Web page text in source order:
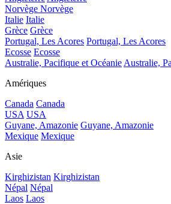
Norvège Norvège
Italie Italie
Grèce Grèce
Portugal, Les Acores Portugal, Les Acores
Ecosse Ecosse
Australie, Pacifique et Océanie Australie,
Amériques
Canada Canada
USA USA
Guyane, Amazonie Guyane, Amazonie
Mexique Mexique
Asie
Kirghizistan Kirghizistan
Népal Népal
Laos Laos